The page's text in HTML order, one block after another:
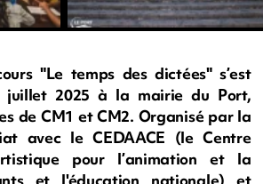
"Le temps des dictées" s’est
juillet 2025 à la mairie du Port,
de CM1 et CM2. Organisé par la
avec le CEDAACE (le Centre
pour l’animation et la